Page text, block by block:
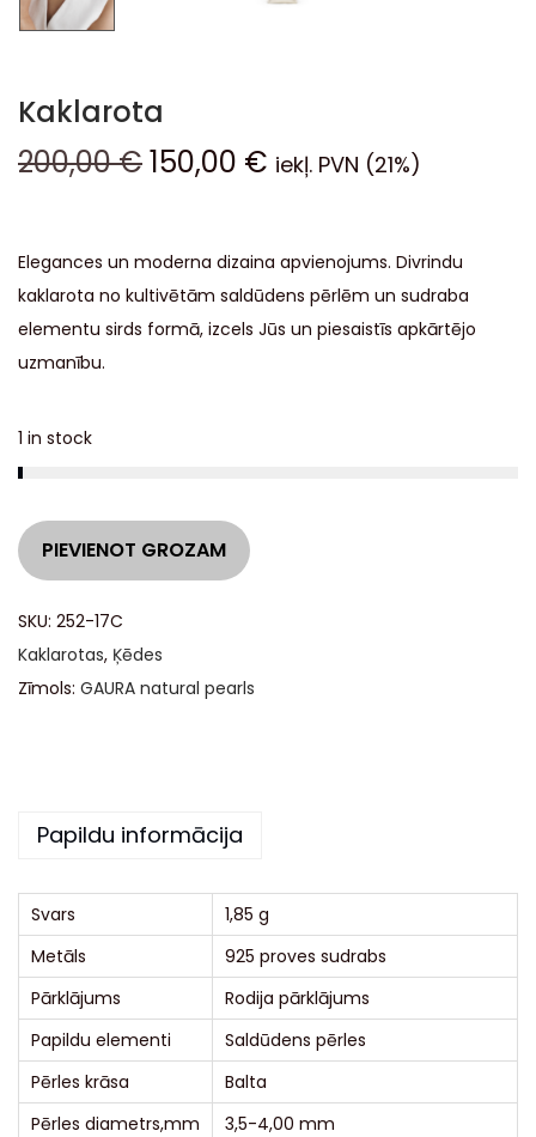
Kaklarota
200,00€150,00 € iekļ. PVN (21%)
Elegances un moderna dizaina apvienojums. Divrindu
kaklarota no kultivētām saldūdens pērlēm un sudraba
elementu sirds formā, izcels Jūs un piesaistīs apkārtējo
uzmanību.
1 in stock
PIEVIENOT GROZAM
:
SKU: 252-17C
Kaklarotas, Ķēdes
Zīmols: GAURA natural pearls
Papildu informācija
Svars
1,85 g
Metāls
925 proves sudrabs
Pārklājums
Rodija pārklājums
Papildu elementi
Saldūdens pērles
Pērles krāsa
Balta
Pērles diametrs,mm
3,5-4,00 mm